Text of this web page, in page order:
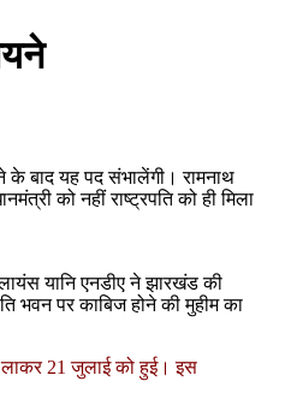
के बाद यह पद संभालेंगी। रामनाथ
को नहीं राष्ट्रपति को ही मिला
यानि एनडीए ने झारखंड की
भवन पर काबिज होने की मुहीम का
लाकर 21 जुलाई को हुई। इस